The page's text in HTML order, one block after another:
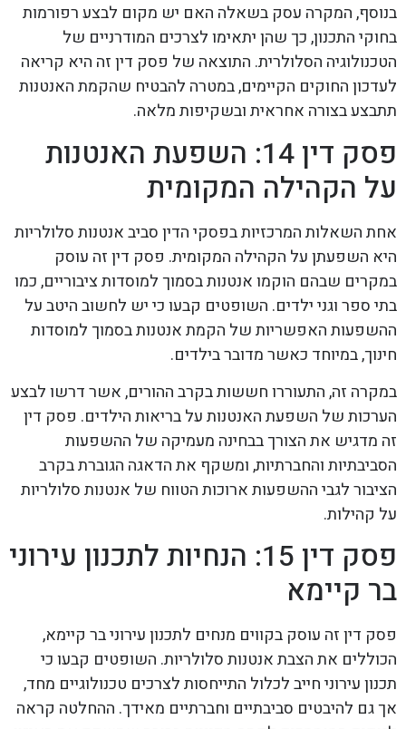
בנוסף, המקרה עסק בשאלה האם יש מקום לבצע רפורמות
בחוקי התכנון, כך שהן יתאימו לצרכים המודרניים של
הטכנולוגיה הסלולרית. התוצאה של פסק דין זה היא קריאה
לעדכון החוקים הקיימים, במטרה להבטיח שהקמת האנטנות
תתבצע בצורה אחראית ובשקיפות מלאה.
פסק דין 14: השפעת האנטנות
על הקהילה המקומית
אחת השאלות המרכזיות בפסקי הדין סביב אנטנות סלולריות
היא השפעתן על הקהילה המקומית. פסק דין זה עוסק
במקרים שבהם הוקמו אנטנות בסמוך למוסדות ציבוריים, כמו
בתי ספר וגני ילדים. השופטים קבעו כי יש לחשוב היטב על
ההשפעות האפשריות של הקמת אנטנות בסמוך למוסדות
חינוך, במיוחד כאשר מדובר בילדים.
במקרה זה, התעוררו חששות בקרב ההורים, אשר דרשו לבצע
הערכות של השפעת האנטנות על בריאות הילדים. פסק דין
זה מדגיש את הצורך בבחינה מעמיקה של ההשפעות
הסביבתיות והחברתיות, ומשקף את הדאגה הגוברת בקרב
הציבור לגבי ההשפעות ארוכות הטווח של אנטנות סלולריות
על קהילות.
פסק דין 15: הנחיות לתכנון עירוני
בר קיימא
פסק דין זה עוסק בקווים מנחים לתכנון עירוני בר קיימא,
הכוללים את הצבת אנטנות סלולריות. השופטים קבעו כי
תכנון עירוני חייב לכלול התייחסות לצרכים טכנולוגיים מחד,
אך גם להיבטים סביבתיים וחברתיים מאידך. ההחלטה קראה